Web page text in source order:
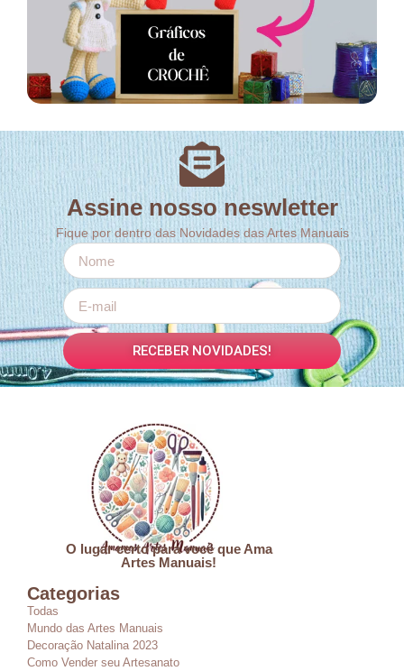
Assine nosso neswletter
Fique por dentro das Novidades das Artes Manuais
RECEBER NOVIDADES!
O lugar certo para você que Ama
Artes Manuais!
Categorias
Todas
Mundo das Artes Manuais
Decoração Natalina 2023
Como Vender seu Artesanato